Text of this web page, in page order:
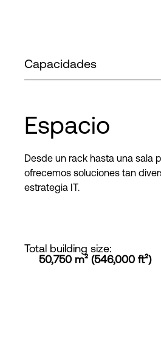
Capacidades
Espacio
Desde un rack hasta una sala
ofrecemos soluciones tan
estrategia IT.
Total building size:
50,750 m² (546,000 ft²)